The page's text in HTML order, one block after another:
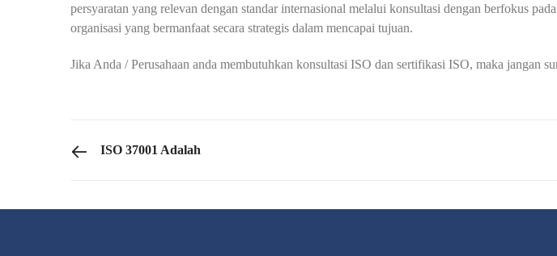
persyaratan yang relevan dengan standar internasional melalui konsultasi dengan berfokus
organisasi yang bermanfaat secara strategis dalam mencapai tujuan.
Jika Anda / Perusahaan anda membutuhkan konsultasi ISO dan sertifikasi ISO, maka jangan
PREVIOUS POST
ISO 37001 Adalah